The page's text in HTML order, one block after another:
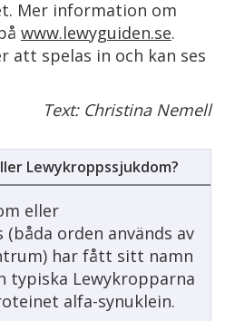
Mer information om
www.lewyguiden.se.
att spelas in och kan ses
Text: Christina Nemell
Lewykroppssjukdom?
eller
orden används av
har fått sitt namn
typiska Lewykropparna
alfa-synuklein.